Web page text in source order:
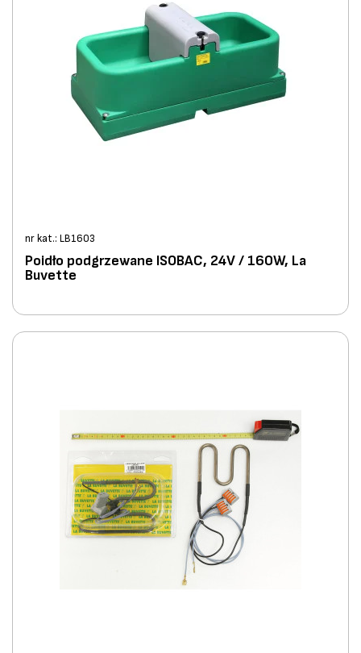
nr kat.: LB1603
Poidło podgrzewane ISOBAC, 24V / 160W, La
Buvette